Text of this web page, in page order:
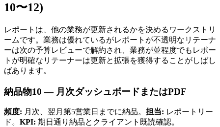
10〜12)
レポートは、他の業務が更新されるかを決めるワークストリ
ームです。業務は優れているがレポートが不透明なリテーナ
ーは次の予算レビューで解約され、業務が並程度でもレポー
トが明確なリテーナーは更新と拡張を獲得することがしばし
ばあります。
納品物10 — 月次ダッシュボードまたはPDF
頻度: 月次、翌月第5営業日までに納品。 担当: レポートリー
ド。 KPI: 期日通り納品とクライアント既読確認。